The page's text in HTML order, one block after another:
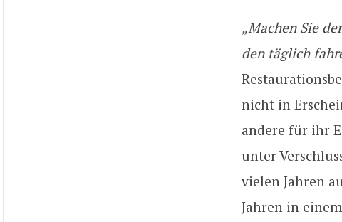
„Machen Sie
den täglich
nicht in
andere für ihr
unter
vielen Jahren
Jahren in